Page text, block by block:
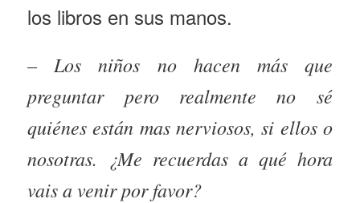
los libros en sus manos.
– Los niños no hacen más que
preguntar pero realmente no sé
quiénes están mas nerviosos, si ellos o
nosotras. ¿Me recuerdas a qué hora
vais a venir por favor?